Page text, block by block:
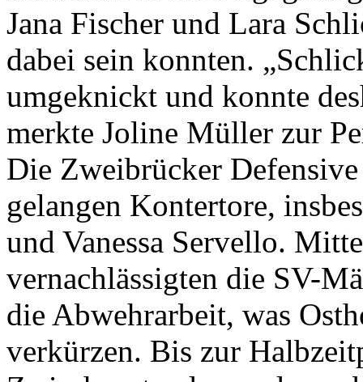
Jana Fischer und Lara
dabei sein konnten.
umgeknickt und konnte
merkte Joline Müller zur
Die Zweibrücker
gelangen Kontertore,
und Vanessa Servello.
vernachlässigten die SV-
die Abwehrarbeit, was
verkürzen. Bis zur